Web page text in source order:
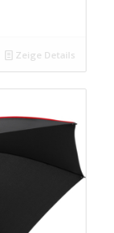
Zeige Details